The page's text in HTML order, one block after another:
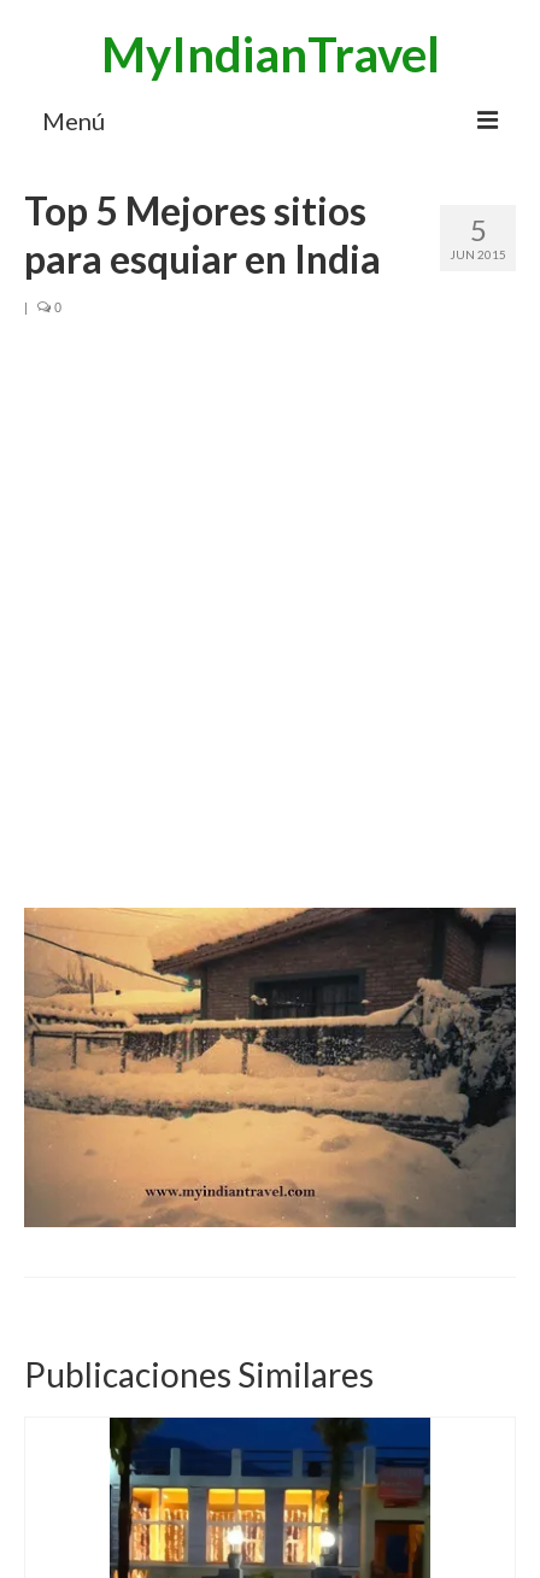
MyIndianTravel
Menú
MI BLOG VIAJES INDIA
AVENTURAS
5
JUN 2015
Top 5 Mejores sitios
para esquiar en India
| 0
Publicaciones Similares